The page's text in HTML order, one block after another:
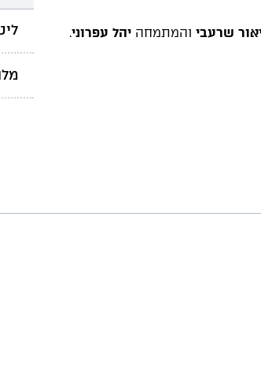
שרעבי והמתמחה יהל עפרוני.